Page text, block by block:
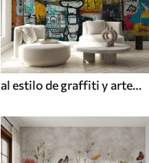
al estilo de graffiti y arte